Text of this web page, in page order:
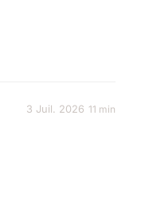
3 Juil. 2026 11 min